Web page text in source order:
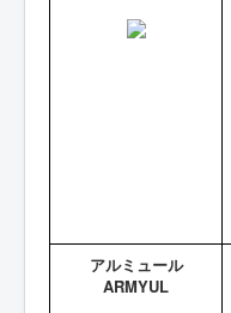
アルミュール
ARMYUL